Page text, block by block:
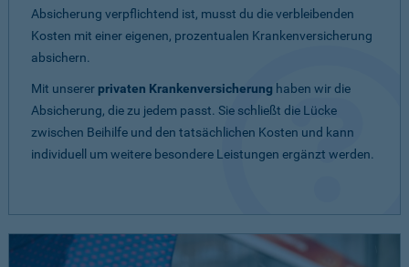
Absicherung verpflichtend ist, musst du die verbleibenden
Kosten mit einer eigenen, prozentualen Krankenversicherung
absichern.
Mit unserer privaten Krankenversicherung haben wir die
Absicherung, die zu jedem passt. Sie schließt die Lücke
zwischen Beihilfe und den tatsächlichen Kosten und kann
individuell um weitere besondere Leistungen ergänzt werden.